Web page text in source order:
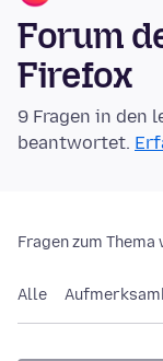
Forum
Firefox
9 Fragen in den
beantwortet.
Fragen zum
Alle